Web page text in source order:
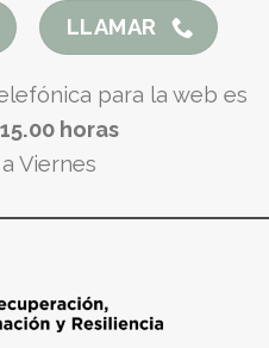
LLAMAR
para la web es
horas
Viernes